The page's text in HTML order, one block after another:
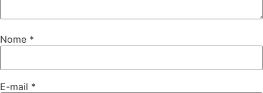
Nome *
E-mail *